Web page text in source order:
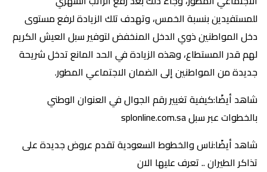
للمستفيدين بنسبة الخمس، وتهدف تلك الزيادة لرفع مستوى
دخل المواطنين ذوي الدخل المنخفض لتوفير سبل العيش الكريم
لهم قدر المستطاع، وهذه الزيادة في الحد المانع تدخل شريحة
جديدة من المواطنين إلى الضمان الاجتماعي المطور.
شاهد أيضًا:كيفية تغيير رقم الجوال في العنوان الوطني
بالخطوات عبر سبل splonline.com.sa
شاهد أيضًا:ناس والخطوط السعودية تقدم عروض جديدة على
تذاكر الطيران .. تعرف عليها الان